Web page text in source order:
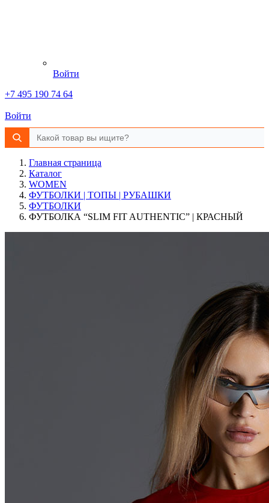
Войти
+7 495 190 74 64
Войти
Главная страница
Каталог
WOMEN
ФУТБОЛКИ | ТОПЫ | РУБАШКИ
ФУТБОЛКИ
ФУТБОЛКА “SLIM FIT AUTHENTIC” | КРАСНЫЙ